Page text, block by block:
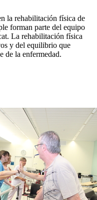
la rehabilitación física de
forman parte del equipo
La rehabilitación física
y del equilibrio que
de la enfermedad.